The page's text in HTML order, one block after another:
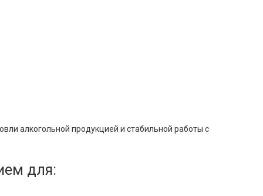
алкогольной продукцией и стабильной работы с
для: